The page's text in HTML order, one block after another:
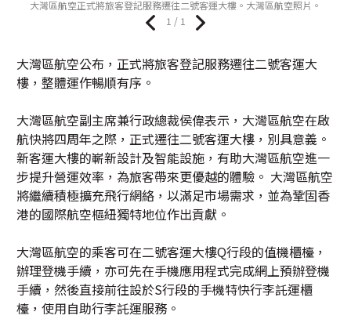
大灣區航空正式將旅客登記服務遷往二號客運大樓。大灣區航空照片。
1 / 1
大灣區航空公布，正式將旅客登記服務遷往二號客運大
樓，整體運作暢順有序。
大灣區航空副主席兼行政總裁侯偉表示，大灣區航空在啟
航快將四周年之際，正式遷往二號客運大樓，別具意義。
新客運大樓的嶄新設計及智能設施，有助大灣區航空進一
步提升營運效率，為旅客帶來更優越的體驗。 大灣區航空
將繼續積極擴充飛行網絡，以滿足市場需求，並為鞏固香
港的國際航空樞紐獨特地位作出貢獻。
大灣區航空的乘客可在二號客運大樓Q行段的值機櫃檯，
辦理登機手續，亦可先在手機應用程式完成網上預辦登機
手續，然後直接前往設於S行段的手機特快行李託運櫃
檯，使用自助行李託運服務。